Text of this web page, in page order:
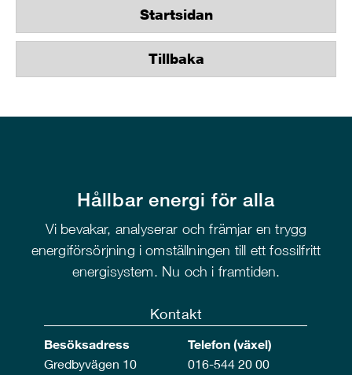
Startsidan
Tillbaka
Hållbar energi för alla
Vi bevakar, analyserar och främjar en trygg
energiförsörjning i omställningen till ett fossilfritt
energisystem. Nu och i framtiden.
Kontakt
Besöksadress
Gredbyvägen 10
Telefon (växel)
016-544 20 00